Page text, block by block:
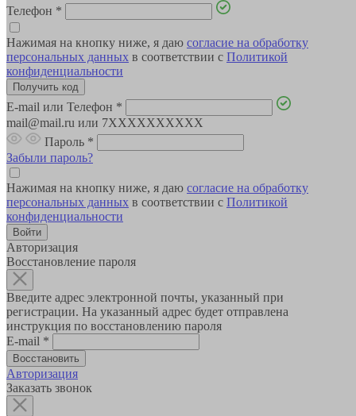
Телефон *
Нажимая на кнопку ниже, я даю согласие на обработку
персональных данных в соответствии с Политикой
конфиденциальности
E-mail или Телефон *
mail@mail.ru или 7XXXXXXXXXX
Пароль *
Забыли пароль?
Нажимая на кнопку ниже, я даю согласие на обработку
персональных данных в соответствии с Политикой
конфиденциальности
Авторизация
Восстановление пароля
Введите адрес электронной почты, указанный при
регистрации. На указанный адрес будет отправлена
инструкция по восстановлению пароля
E-mail *
Авторизация
Заказать звонок